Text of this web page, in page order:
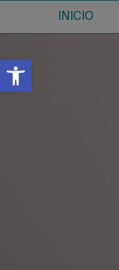
Abrir barra
INICIO